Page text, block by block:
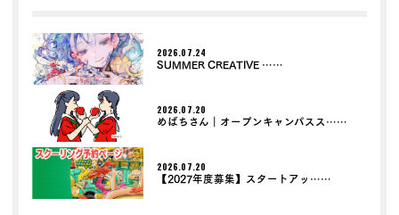
2026.07.24
SUMMER CREATIVE ……
2026.07.20
めばちさん｜オープンキャンパスス……
2026.07.20
【2027年度募集】スタートアッ……